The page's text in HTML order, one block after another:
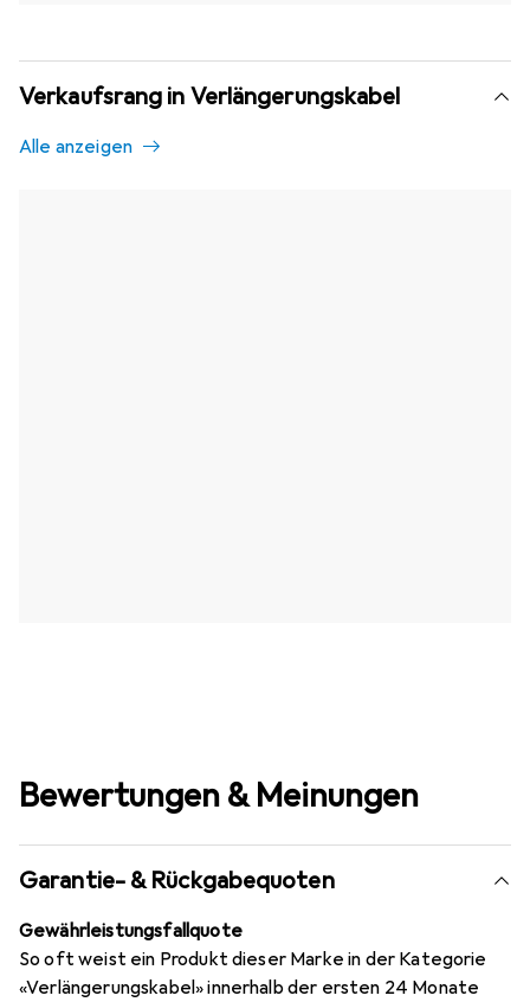
Verkaufsrang in Verlängerungskabel
Alle anzeigen
Bewertungen & Meinungen
Garantie- & Rückgabequoten
Gewährleistungsfallquote
So oft weist ein Produkt dieser Marke in der Kategorie
«Verlängerungskabel» innerhalb der ersten 24 Monate